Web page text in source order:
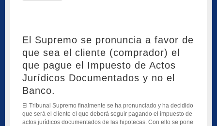
El Supremo se pronuncia a favor de
que sea el cliente (comprador) el
que pague el Impuesto de Actos
Jurídicos Documentados y no el
Banco.
El Tribunal Supremo finalmente se ha pronunciado y ha decidido
que será el cliente el que deberá seguir pagando el impuesto de
actos jurídicos documentados de las hipotecas. Con ello se pone